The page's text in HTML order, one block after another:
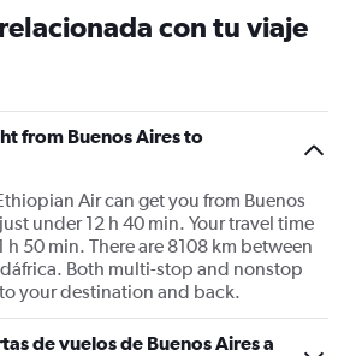
con tu viaje
from Buenos Aires to
Air can get you from Buenos
under 12 h 40 min. Your travel time
50 min. There are 8108 km between
Both multi-stop and nonstop
your destination and back.
de vuelos de Buenos Aires a